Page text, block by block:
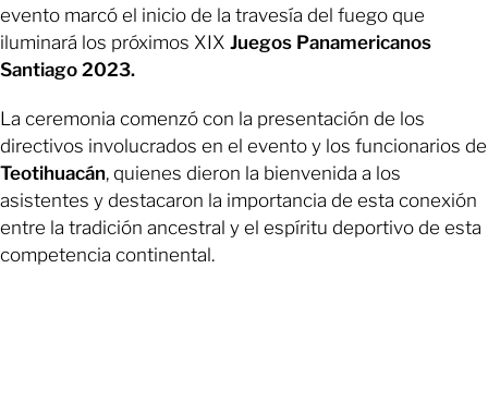
evento marcó el inicio de la travesía del fuego que
iluminará los próximos XIX Juegos Panamericanos
Santiago 2023.
La ceremonia comenzó con la presentación de los
directivos involucrados en el evento y los funcionarios de
Teotihuacán, quienes dieron la bienvenida a los
asistentes y destacaron la importancia de esta conexión
entre la tradición ancestral y el espíritu deportivo de esta
competencia continental.